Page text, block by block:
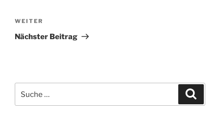
Nächster
Beitrag
WEITER
Nächster Beitrag
nach: